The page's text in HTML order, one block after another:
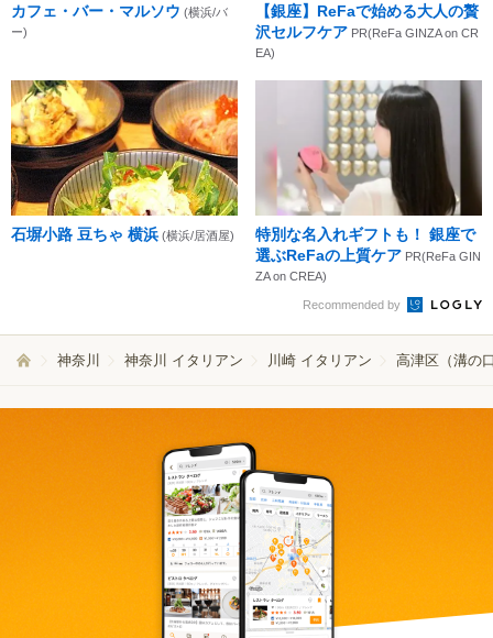
カフェ・バー・マルソウ (横浜/バ
ー)
【銀座】ReFaで始める大人の贅
沢セルフケア PR(ReFa GINZA on CR
EA)
石塀小路 豆ちゃ 横浜 (横浜/居酒屋)
特別な名入れギフトも！ 銀座で
選ぶReFaの上質ケア PR(ReFa GIN
ZA on CREA)
Recommended by
神奈川 神奈川 イタリアン 川崎 イタリアン 高津区（溝の